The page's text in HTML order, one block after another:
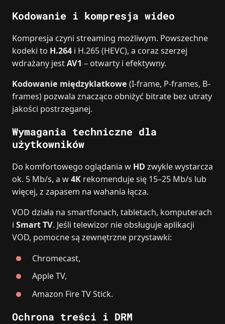
Kodowanie i kompresja wideo
Kompresja czyni streaming możliwym. Powszechne
kodeki to H.264 i H.265 (HEVC), a coraz szerzej
wdrażany jestAV1 – otwarty i efektywny.
Kodowanie międzyklatkowe (I-frame, P-frames, B-
frames) pozwala znacząco obniżyć bitrate bez utraty
jakości postrzeganej.
Wymagania techniczne dla
użytkowników
Do komfortowego oglądania w HD zwykle wystarcza
ok. 5 Mb/s, a w4K rekomenduje się 15–25 Mb/s lub
więcej, z zapasem na wahania łącza.
VOD działa na smartfonach, tabletach, komputerach
i Smart TV. Jeśli telewizor nie obsługuje aplikacji
VOD, pomocne są zewnętrzne przystawki:
Chromecast,
Apple TV,
Amazon Fire TV Stick.
Ochrona treści i DRM